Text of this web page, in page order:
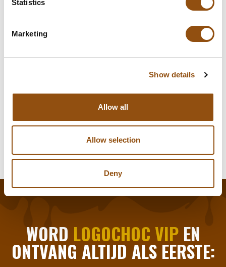
Statistics
Marketing
Show details
Allow all
Allow selection
Deny
WORD LOGOCHOC VIPEN
ONTVANG ALTIJD ALS EERSTE: